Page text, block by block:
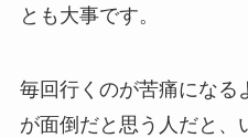
とも大事です。
毎回行くのが苦痛になる
が面倒だと思う人だと、